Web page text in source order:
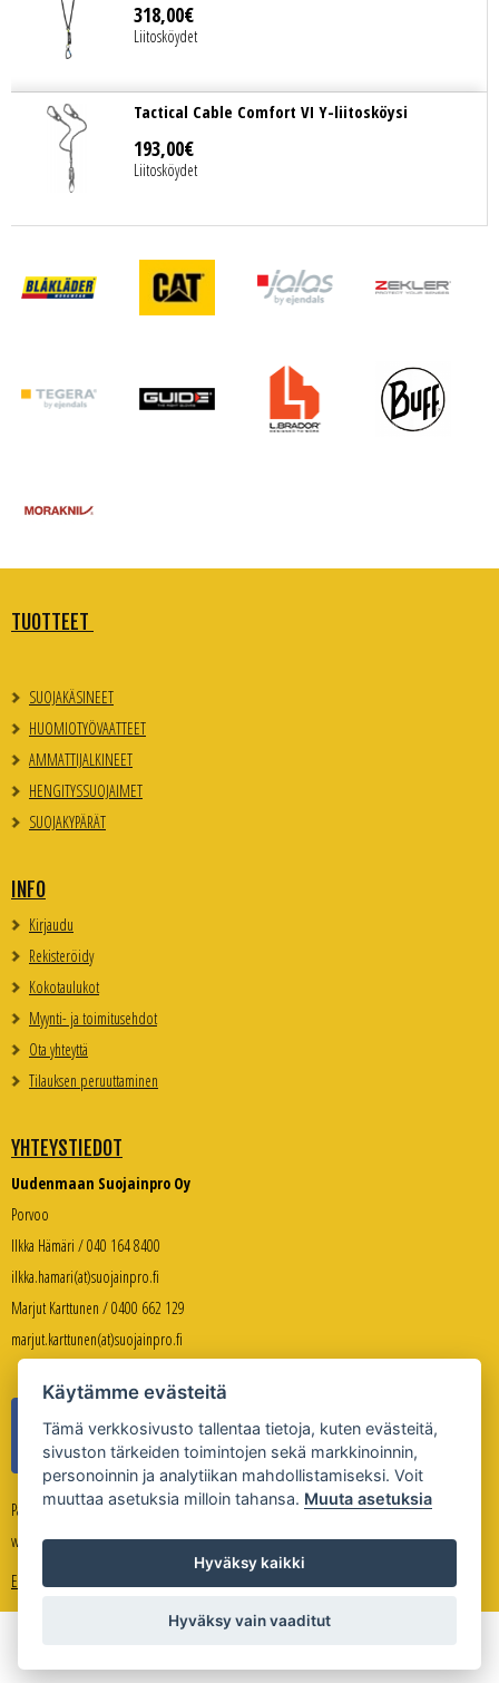
318,00€
Liitosköydet
Tactical Cable Comfort VI Y-liitosköysi
193,00€
Liitosköydet
TUOTTEET
SUOJAKÄSINEET
HUOMIOTYÖVAATTEET
AMMATTIJALKINEET
HENGITYSSUOJAIMET
SUOJAKYPÄRÄT
INFO
Kirjaudu
Rekisteröidy
Kokotaulukot
Myynti- ja toimitusehdot
Ota yhteyttä
Tilauksen peruuttaminen
YHTEYSTIEDOT
Uudenmaan Suojainpro Oy
Porvoo
Ilkka Hämäri / 040 164 8400
ilkka.hamari(at)suojainpro.fi
Marjut Karttunen / 0400 662 129
marjut.karttunen(at)suojainpro.fi
Palveleva verkkokauppa:
www.suojanpro.fi
Evästeasetukset
Käytämme evästeitä
Tämä verkkosivusto tallentaa tietoja, kuten evästeitä,
sivuston tärkeiden toimintojen sekä markkinoinnin,
personoinnin ja analytiikan mahdollistamiseksi. Voit
muuttaa asetuksia milloin tahansa. Muuta asetuksia
Hyväksy kaikki
Hyväksy vain vaaditut